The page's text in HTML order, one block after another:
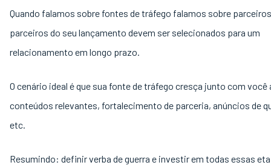
Quando falamos sobre fontes de tráfego falamos sobre
parceiros do seu lançamento devem ser selecionados para um
relacionamento em longo prazo.
O cenário ideal é que sua fonte de tráfego cresça junto com você
conteúdos relevantes, fortalecimento de parceria, anúncios de
etc.
Resumindo: definir verba de guerra e investir em todas essas